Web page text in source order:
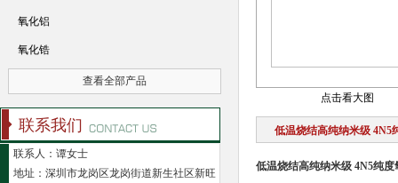
点击看大图
低温烧结高纯纳米级 4N5
低温烧结高纯纳米级 4N5纯度
氧化铝
氧化锆
查看全部产品
联系我们
联系人：谭女士
地址：深圳市龙岗区龙岗街道新生社区新旺